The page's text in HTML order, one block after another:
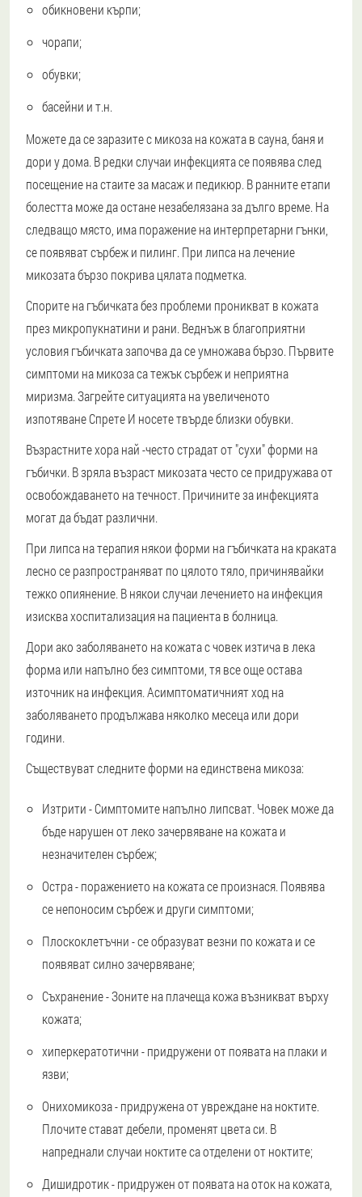
обикновени кърпи;
чорапи;
обувки;
басейни и т.н.
Можете да се заразите с микоза на кожата в сауна, баня и
дори у дома. В редки случаи инфекцията се появява след
посещение на стаите за масаж и педикюр. В ранните етапи
болестта може да остане незабелязана за дълго време. На
следващо място, има поражение на интерпретарни гънки,
се появяват сърбеж и пилинг. При липса на лечение
микозата бързо покрива цялата подметка.
Спорите на гъбичката без проблеми проникват в кожата
през микропукнатини и рани. Веднъж в благоприятни
условия гъбичката започва да се умножава бързо. Първите
симптоми на микоза са тежък сърбеж и неприятна
миризма. Загрейте ситуацията на увеличеното
изпотяванеСпретеИ носете твърде близки обувки.
Възрастните хора най -често страдат от "сухи" форми на
гъбички. В зряла възраст микозата често се придружава от
освобождаването на течност. Причините за инфекцията
могат да бъдат различни.
При липса на терапия някои форми на гъбичката на краката
лесно се разпространяват по цялото тяло, причинявайки
тежко опиянение. В някои случаи лечението на инфекция
изисква хоспитализация на пациента в болница.
Дори ако заболяването на кожата с човек изтича в лека
форма или напълно без симптоми, тя все още остава
източник на инфекция. Асимптоматичният ход на
заболяването продължава няколко месеца или дори
години.
Съществуват следните форми на единствена микоза:
Изтрити - Симптомите напълно липсват. Човек може да
бъде нарушен от леко зачервяване на кожата и
незначителен сърбеж;
Остра - поражението на кожата се произнася. Появява
се непоносим сърбеж и други симптоми;
Плоскоклетъчни - се образуват везни по кожата и се
появяват силно зачервяване;
Съхранение - Зоните на плачеща кожа възникват върху
кожата;
хиперкератотични - придружени от появата на плаки и
язви;
Онихомикоза - придружена от увреждане на ноктите.
Плочите стават дебели, променят цвета си. В
напреднали случаи ноктите са отделени от ноктите;
Дишидротик - придружен от появата на оток на кожата,